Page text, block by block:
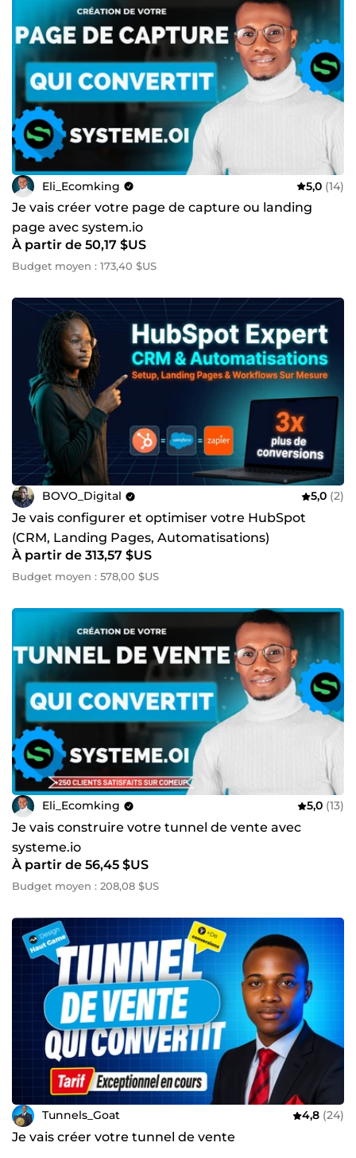
Eli_Ecomking 5,0 (14)
Je vais créer votre page de capture ou landing
page avec system.io
À partir de 50,17 $US
Budget moyen : 173,40 $US
BOVO_Digital 5,0 (2)
Je vais configurer et optimiser votre HubSpot
(CRM, Landing Pages, Automatisations)
À partir de 313,57 $US
Budget moyen : 578,00 $US
Eli_Ecomking 5,0 (13)
Je vais construire votre tunnel de vente avec
systeme.io
À partir de 56,45 $US
Budget moyen : 208,08 $US
Tunnels_Goat 4,8 (24)
Je vais créer votre tunnel de vente